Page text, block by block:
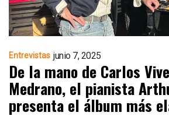
Entrevistas junio 7, 2025
De la mano de Carlos
Medrano, el pianista
presenta el álbum más